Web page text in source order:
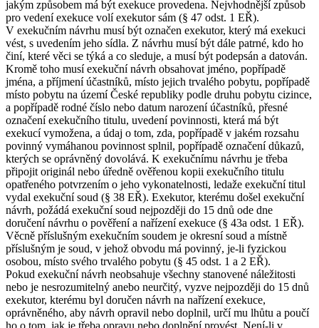
jakým způsobem má být exekuce provedena. Nejvhodnější způsob
pro vedení exekuce volí exekutor sám (§ 47 odst. 1 EŘ).
V exekučním návrhu musí být označen exekutor, který má exekuci
vést, s uvedením jeho sídla. Z návrhu musí být dále patrné, kdo ho
činí, které věci se týká a co sleduje, a musí být podepsán a datován.
Kromě toho musí exekuční návrh obsahovat jméno, popřípadě
jména, a příjmení účastníků, místo jejich trvalého pobytu, popřípadě
místo pobytu na území České republiky podle druhu pobytu cizince,
a popřípadě rodné číslo nebo datum narození účastníků, přesné
označení exekučního titulu, uvedení povinnosti, která má být
exekucí vymožena, a údaj o tom, zda, popřípadě v jakém rozsahu
povinný vymáhanou povinnost splnil, popřípadě označení důkazů,
kterých se oprávněný dovolává. K exekučnímu návrhu je třeba
připojit originál nebo úředně ověřenou kopii exekučního titulu
opatřeného potvrzením o jeho vykonatelnosti, ledaže exekuční titul
vydal exekuční soud (§ 38 EŘ). Exekutor, kterému došel exekuční
návrh, požádá exekuční soud nejpozději do 15 dnů ode dne
doručení návrhu o pověření a nařízení exekuce (§ 43a odst. 1 EŘ).
Věcně příslušným exekučním soudem je okresní soud a místně
příslušným je soud, v jehož obvodu má povinný, je-li fyzickou
osobou, místo svého trvalého pobytu (§ 45 odst. 1 a 2 EŘ).
Pokud exekuční návrh neobsahuje všechny stanovené náležitosti
nebo je nesrozumitelný anebo neurčitý, vyzve nejpozději do 15 dnů
exekutor, kterému byl doručen návrh na nařízení exekuce,
oprávněného, aby návrh opravil nebo doplnil, určí mu lhůtu a poučí